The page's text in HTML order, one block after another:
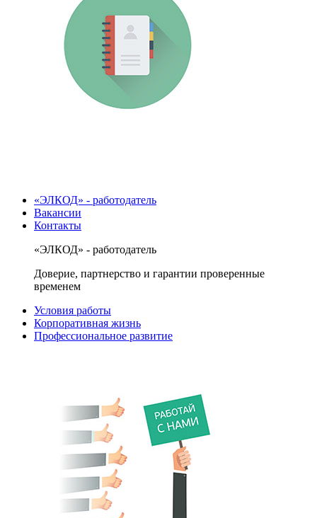
«ЭЛКОД» - работодатель
Вакансии
Контакты
«ЭЛКОД» - работодатель
Доверие, партнерство и гарантии проверенные
временем
Условия работы
Корпоративная жизнь
Профессиональное развитие